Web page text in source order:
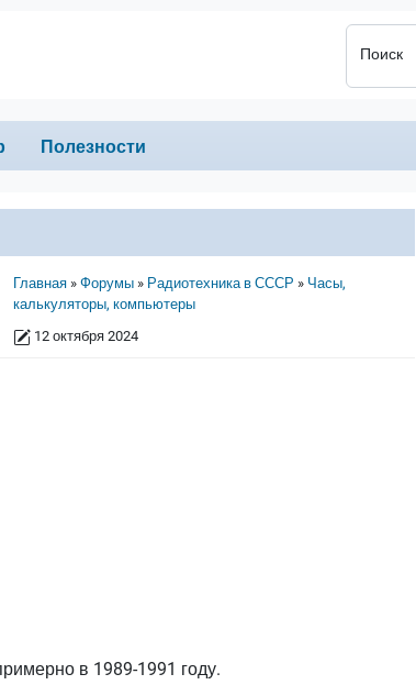
Поиск
Полезности
Строка навигации
Главная Форумы Радиотехника в СССР
Часы,
калькуляторы, компьютеры
12 октября 2024
в 1989-1991 году.